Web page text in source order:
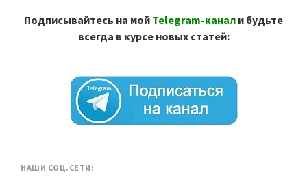
Подписывайтесь на мой Telegram-канал и будьте
всегда в курсе новых статей:
НАШИ СОЦ.СЕТИ: